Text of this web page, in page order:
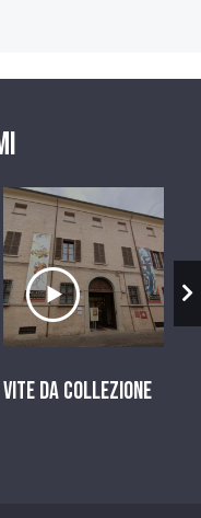
Ascolta il
Vite da Collezione